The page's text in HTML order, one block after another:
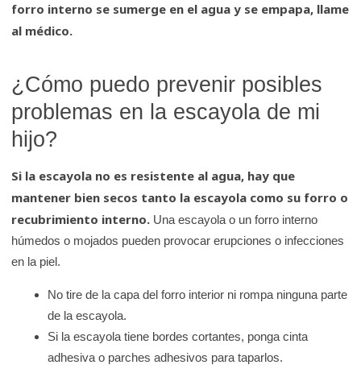
forro interno se sumerge en el agua y se empapa, llame
al médico.
¿Cómo puedo prevenir posibles
problemas en la escayola de mi
hijo?
Si la escayola no es resistente al agua, hay que
mantener bien secos tanto la escayola como su forro o
recubrimiento interno. Una escayola o un forro interno
húmedos o mojados pueden provocar erupciones o infecciones
en la piel.
No tire de la capa del forro interior ni rompa ninguna parte
de la escayola.
Si la escayola tiene bordes cortantes, ponga cinta
adhesiva o parches adhesivos para taparlos.